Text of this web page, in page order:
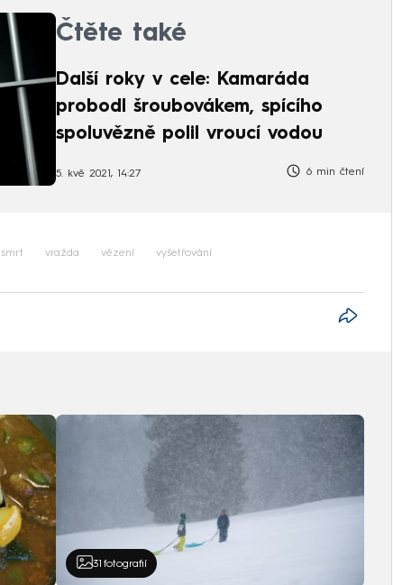
Čtěte také
Další roky v cele: Kamaráda
probodl šroubovákem, spícího
spoluvězně polil vroucí vodou
5. kvě 2021, 14:27 6 min čtení
smrt vražda vězení vyšetřování
31 fotografií